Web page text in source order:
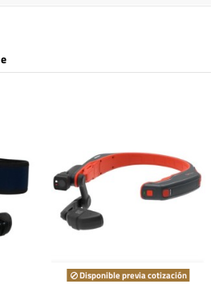
Disponible previa cotización